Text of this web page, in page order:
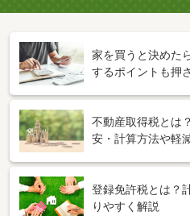
家を買うと決めた
するポイントも押
不動産取得税とは
安・計算方法や軽
登録免許税とは？
りやすく解説